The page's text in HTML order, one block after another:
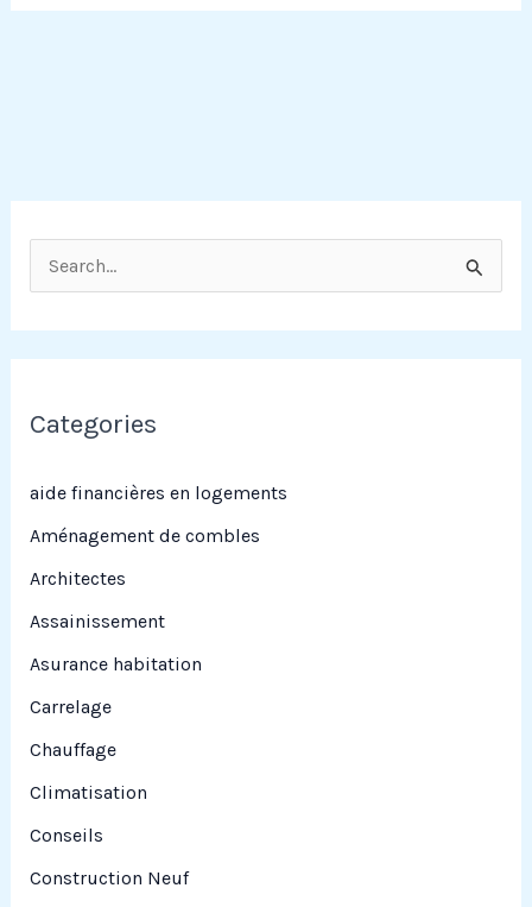
e
c
:
Categories
aide financières en logements
Aménagement de combles
Architectes
Assainissement
Asurance habitation
Carrelage
Chauffage
Climatisation
Conseils
Construction Neuf